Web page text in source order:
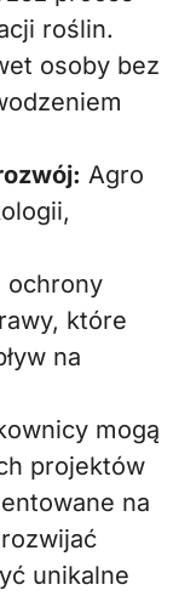
roślin.
osoby bez
Agro
ochrony
które
na
mogą
projektów
na
unikalne